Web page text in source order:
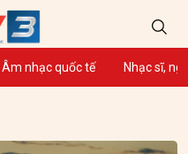
Âm nhạc quốc tế Nhạc sĩ,